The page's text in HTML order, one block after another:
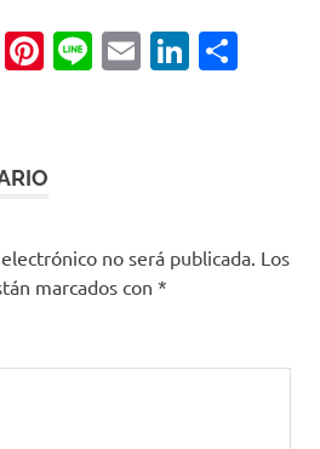
Twitter
Pinterest
LineEmail
no será publicada. Los
marcados con *